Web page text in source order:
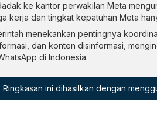
ke kantor perwakilan Meta
kerja dan tingkat kepatuhan Meta
menekankan pentingnya
dan konten disinformasi,
di Indonesia.
Ringkasan ini dihasilkan dengan